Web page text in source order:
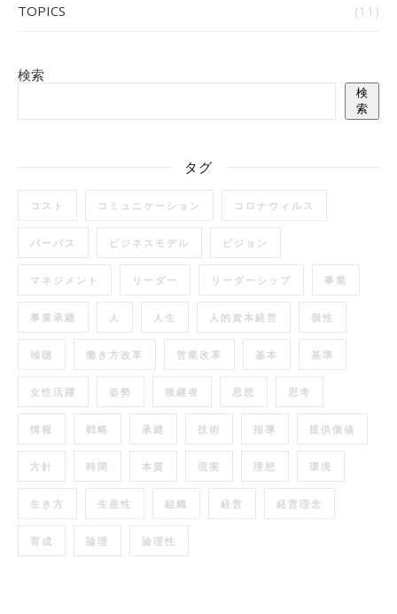
TOPICS (11)
検索
検
索
タグ
コスト コミュニケーション コロナウィルス
パーパス ビジネスモデル ビジョン
マネジメント リーダー リーダーシップ 事業
事業承継 人 人生 人的資本経営 個性
傾聴 働き方改革 営業改革 基本 基準
女性活躍 姿勢 後継者 思想 思考
情報 戦略 承継 技術 指導 提供価値
方針 時間 本質 現実 理想 環境
生き方 生産性 組織 経営 経営理念
育成 論理 論理性